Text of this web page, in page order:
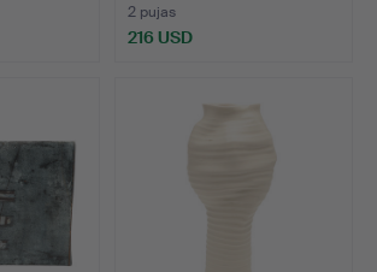
2 pujas
216 USD